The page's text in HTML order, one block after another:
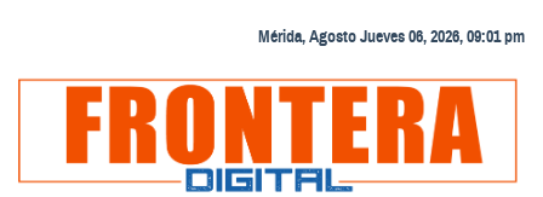
Mérida, Agosto Jueves 06, 2026, 09:01 pm